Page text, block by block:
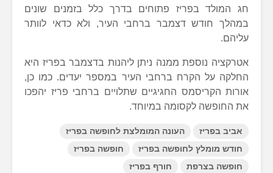
חג המולד בפריז פתוחים בדרך כלל בזמנים שונים
במהלך חודש דצמבר ברחבי העיר, ולא כדאי לוותר
עליהם.
אטרקציה נוספת ממנה ניתן ליהנות בדצמבר בפריז היא
החלקה על הקרח ברחבי העיר במספר יעדים. כמו כן,
אורות הקריסמס החגיגיים שתלויים ברחבי פריז יהפכו
את החופשה לקסומה במיוחד.
אביב בפריז
העונה המומלצת לחופשה בפריז
חודש מומלץ לחופשה בפריז
חופשה בפריז
חופשה בצרפת
חורף בפריז